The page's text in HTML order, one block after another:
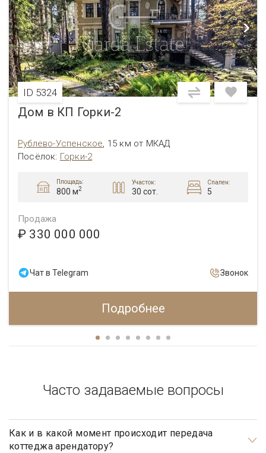
ID 5324
Дом в КП Горки-2
Рублево-Успенское, 15 км от МКАД
Посёлок: Горки-2
Площадь:
800 м2
Участок:
30 сот.
Спален:
5
Продажа
₽ 330 000 000
Чат в Telegram Звонок
Подробнее
Часто задаваемые вопросы
Как и в какой момент происходит передача
коттеджа арендатору?